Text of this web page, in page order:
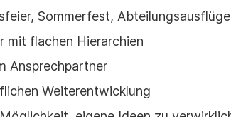
Sommerfest,
mit flachen Hierarchien
Ansprechpartner
Weiterentwicklung